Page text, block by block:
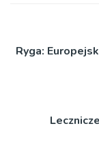
Ryga: